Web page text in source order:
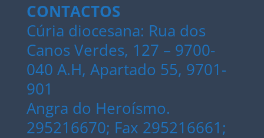
CONTACTOS
Cúria diocesana: Rua dos
Canos Verdes, 127 – 9700-
040 A.H, Apartado 55, 9701-
901
Angra do Heroísmo.
295216670; Fax 295216661;